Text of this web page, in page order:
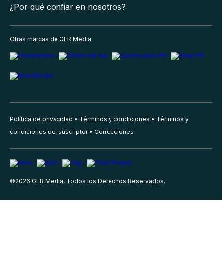
¿Por qué confiar en nosotros?
Otras marcas de GFR Media
Política de privacidad Términos y condiciones
Términos y
condiciones del suscriptor
Correcciones
©2026 GFR Media, Todos los Derechos Reservados.